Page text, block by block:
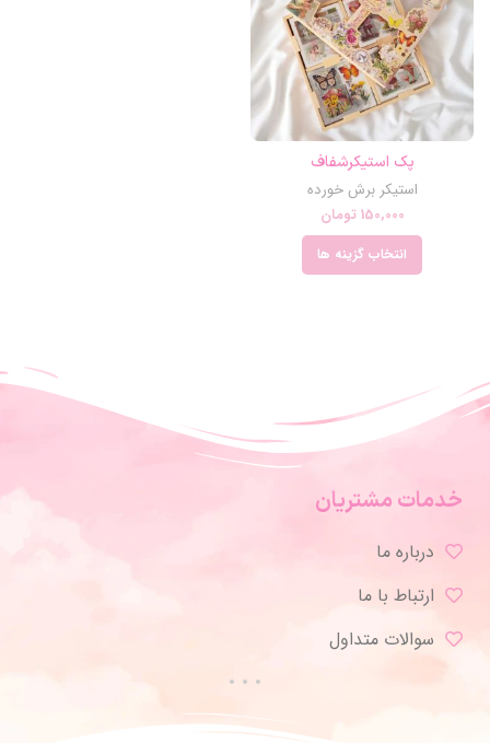
پک استیکرشفاف
استیکر برش خورده
150,000 تومان
انتخاب گزینه ها
خدمات مشتریان
درباره ما
ارتباط با ما
سوالات متداول